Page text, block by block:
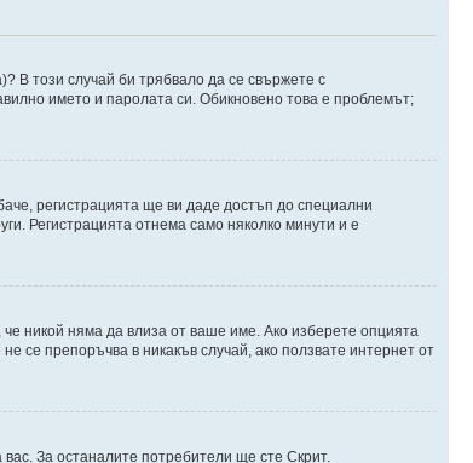
В този случай би трябвало да се свържете с
името и паролата си. Обикновено това е проблемът;
регистрацията ще ви даде достъп до специални
Регистрацията отнема само няколко минути и е
че никой няма да влиза от ваше име. Ако изберете опцията
се препоръчва в никакъв случай, ако ползвате интернет от
За останалите потребители ще сте Скрит.